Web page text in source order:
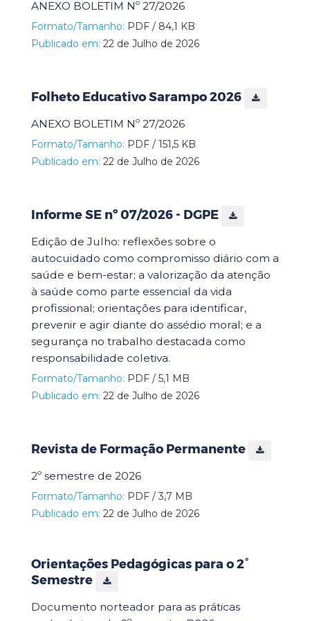
ANEXO BOLETIM Nº 27/2026
Formato/Tamanho: PDF / 84,1 KB
Publicado em: 22 de Julho de 2026
Folheto Educativo Sarampo 2026
ANEXO BOLETIM Nº 27/2026
Formato/Tamanho: PDF / 151,5 KB
Publicado em: 22 de Julho de 2026
Informe SE nº 07/2026 - DGPE
Edição de Julho: reflexões sobre o
autocuidado como compromisso diário com a
saúde e bem-estar; a valorização da atenção
à saúde como parte essencial da vida
profissional; orientações para identificar,
prevenir e agir diante do assédio moral; e a
segurança no trabalho destacada como
responsabilidade coletiva.
Formato/Tamanho: PDF / 5,1 MB
Publicado em: 22 de Julho de 2026
Revista de Formação Permanente
2º semestre de 2026
Formato/Tamanho: PDF / 3,7 MB
Publicado em: 22 de Julho de 2026
Orientações Pedagógicas para o 2°
Semestre
Documento norteador para as práticas